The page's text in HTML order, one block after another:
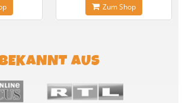
Zum Shop
AUS